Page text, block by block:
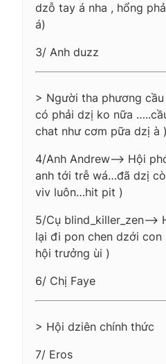
dzỗ tay á nha , hổng
á)
3/ Anh duzz
> Người tha phương
có phải dzị ko nữa
chat như cơm pữa dzị à )
4/Anh Andrew—> Hội
anh tới trễ wá…đã dzị
viv luôn…hit pit )
5/Cụ blind_killer_zen—-
lại đi pon chen dzới
hội trưởng ùi )
6/ Chị Faye
> Hội dziên chính thức
7/ Eros